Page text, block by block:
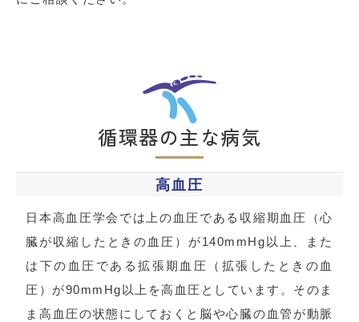
循環器の主な病気
高血圧
日本高血圧学会では上の血圧である収縮期血圧（心
臓が収縮したときの血圧）が140mmHg以上、また
は下の血圧である拡張期血圧（拡張したときの血
圧）が90mmHg以上を高血圧としています。そのま
ま高血圧の状態にしておくと脳や心臓の血管が動脈